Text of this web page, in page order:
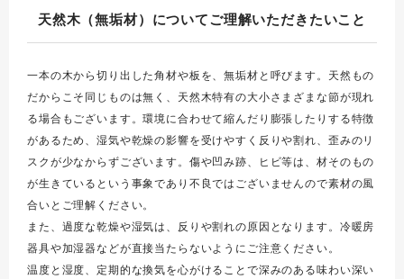
天然木（無垢材）についてご理解いただきたいこと
一本の木から切り出した角材や板を、無垢材と呼びます。天然もの
だからこそ同じものは無く、天然木特有の大小さまざまな節が現れ
る場合もございます。環境に合わせて縮んだり膨張したりする特徴
があるため、湿気や乾燥の影響を受けやすく反りや割れ、歪みのリ
スクが少なからずございます。傷や凹み跡、ヒビ等は、材そのもの
が生きているという事象であり不良ではございませんので素材の風
合いとご理解ください。
また、過度な乾燥や湿気は、反りや割れの原因となります。冷暖房
器具や加湿器などが直接当たらないようにご注意ください。
温度と湿度、定期的な換気を心がけることで深みのある味わい深い